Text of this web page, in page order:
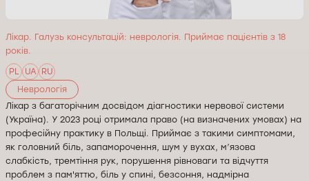
Лікар. Галузь консультацій: неврологія. Приймає пацієнтів з 18
років.
PL UA
RU
Неврологія
Лікар з багаторічним досвідом діагностики нервової системи
(Україна). У 2023 році отримала право (на визначених умовах) на
професійну практику в Польщі. Приймає з такими симптомами,
як головний біль, запаморочення, шум у вухах, м’язова
слабкість, тремтіння рук, порушення рівноваги та відчуття
проблем з пам'яттю, біль у спині, безсоння, надмірна